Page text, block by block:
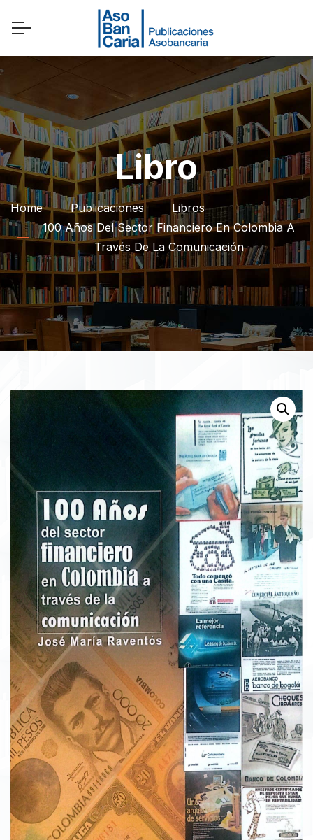
Libro
Home Publicaciones
Libros
100 Años Del Sector Financiero En Colombia A
Través De La Comunicación